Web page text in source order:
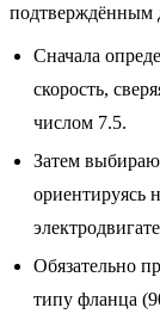
подтверждённым
Сначала
скорость,
числом 7.5.
Затем
ориентируясь
Обязательно
типу фланца